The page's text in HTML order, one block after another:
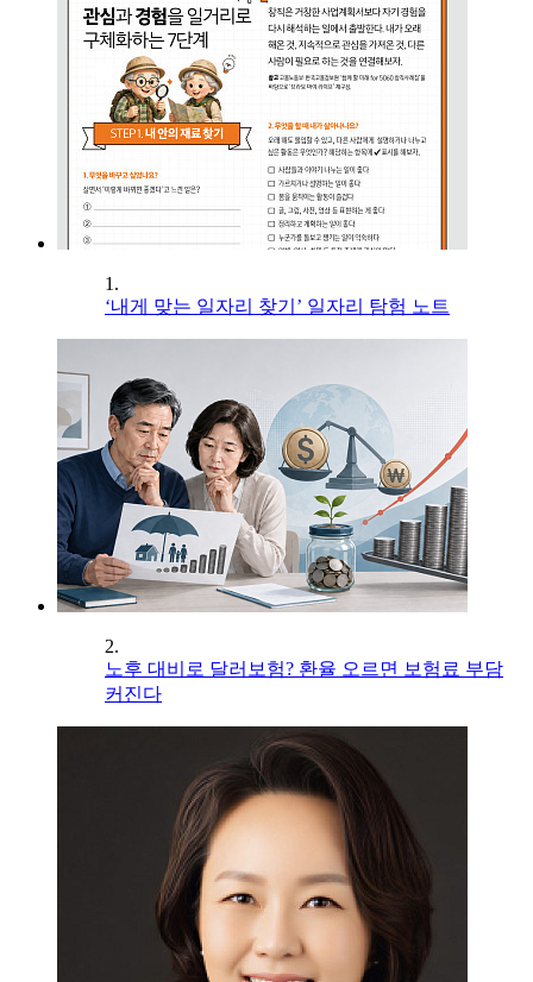
1.
‘내게 맞는 일자리 찾기’ 일자리 탐험 노트
2.
노후 대비로 달러보험? 환율 오르면 보험료 부담
커진다